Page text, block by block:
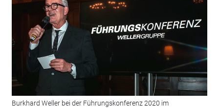
Burkhard Weller bei der Führungskonferenz 2020 im